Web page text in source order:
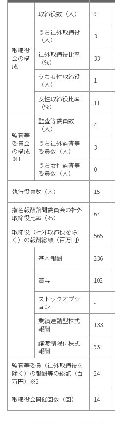
取締役
会の構
成
取締役数（人） 9
うち社外取締役
（人）
3
社外取締役比率
（%）
33
うち女性取締役
（人）
1
女性取締役比率
（%）
11
監査等
委員会
の構成
※1
監査等委員数
（人）
4
うち社外監査等
委員数（人）
3
うち女性監査等
委員数（人）
0
執行役員数（人） 15
指名報酬諮問委員会の社外
取締役比率（％）
67
取締役（社外取締役を除
く）の報酬総額（百万円）
565
基本報酬 236
賞与 102
ストックオプシ
ョン
-
業績連動型株式
報酬
133
譲渡制限付株式
報酬
93
監査等委員（社外取締役を
除く）の報酬等の総額（百
万円）※2
24
取締役会開催回数（回） 14